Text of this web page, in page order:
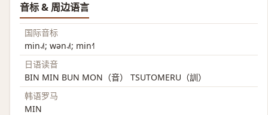
音标 & 周边语言
国际音标
min˨˩˦; wən˨˩˦; min˧˥
日语读音
BIN MIN BUN MON（音） TSUTOMERU（訓）
韩语罗马
MIN